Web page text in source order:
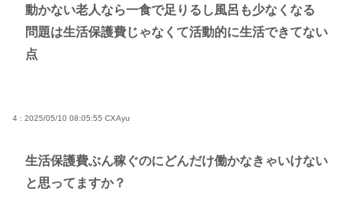
動かない老人なら一食で足りるし風呂も少なくなる
問題は生活保護費じゃなくて活動的に生活できてない
点
4 : 2025/05/10 08:05:55 CXAyu
生活保護費ぶん稼ぐのにどんだけ働かなきゃいけない
と思ってますか？